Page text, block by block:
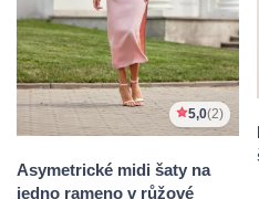
5,0(2)
Asymetrické midi šaty na
jedno rameno v růžové